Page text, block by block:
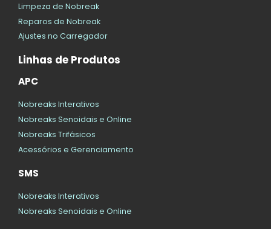
Limpeza de Nobreak
Reparos de Nobreak
Ajustes no Carregador
Linhas de Produtos
APC
Nobreaks Interativos
Nobreaks Senoidais e Online
Nobreaks Trifásicos
Acessórios e Gerenciamento
SMS
Nobreaks Interativos
Nobreaks Senoidais e Online